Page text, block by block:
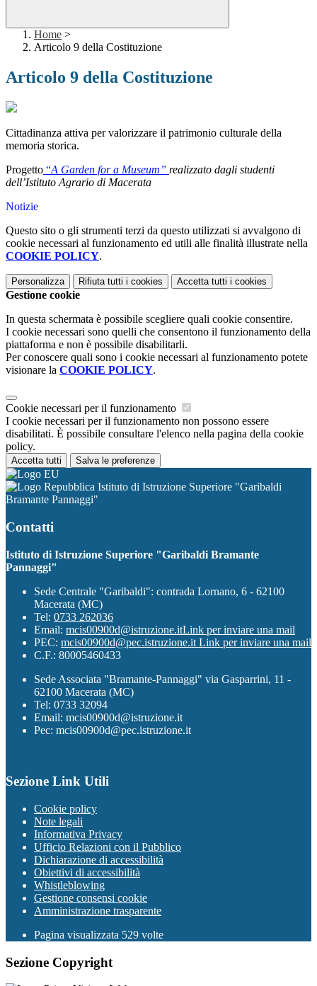
Home >
Articolo 9 della Costituzione
Articolo 9 della Costituzione
Cittadinanza attiva per valorizzare il patrimonio culturale della
memoria storica.
Progetto “A Garden for a Museum” realizzato dagli studenti
dell’Istituto Agrario di Macerata
Notizie
Questo sito o gli strumenti terzi da questo utilizzati si avvalgono di
cookie necessari al funzionamento ed utili alle finalità illustrate nella
COOKIE POLICY.
Personalizza Rifiuta tutti i cookies Accetta tutti i cookies
Gestione cookie
In questa schermata è possibile scegliere quali cookie consentire.
I cookie necessari sono quelli che consentono il funzionamento della
piattaforma e non è possibile disabilitarli.
Per conoscere quali sono i cookie necessari al funzionamento potete
visionare la COOKIE POLICY.
Cookie necessari per il funzionamento
I cookie necessari per il funzionamento non possono essere
disabilitati. È possibile consultare l'elenco nella pagina della cookie
policy.
Accetta tutti Salva le preferenze
Istituto di Istruzione Superiore "Garibaldi
Bramante Pannaggi"
Contatti
Istituto di Istruzione Superiore "Garibaldi Bramante
Pannaggi"
Sede Centrale "Garibaldi": contrada Lornano, 6 - 62100
Macerata (MC)
Tel: 0733 262036
Email: mcis00900d@istruzione.itLink per inviare una mail
PEC: mcis00900d@pec.istruzione.it Link per inviare una mail
C.F.: 80005460433
Sede Associata "Bramante-Pannaggi" via Gasparrini, 11 -
62100 Macerata (MC)
Tel: 0733 32094
Email: mcis00900d@istruzione.it
Pec: mcis00900d@pec.istruzione.it
Sezione Link Utili
Cookie policy
Note legali
Informativa Privacy
Ufficio Relazioni con il Pubblico
Dichiarazione di accessibilità
Obiettivi di accessibilità
Whistleblowing
Gestione consensi cookie
Amministrazione trasparente
Pagina visualizzata 529 volte
Sezione Copyright